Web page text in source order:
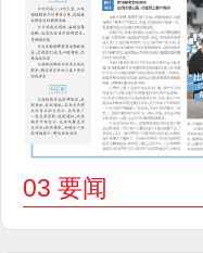
03 要闻